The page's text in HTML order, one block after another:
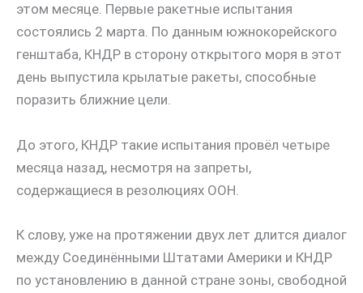
этом месяце. Первые ракетные испытания
состоялись 2 марта. По данным южнокорейского
генштаба, КНДР в сторону открытого моря в этот
день выпустила крылатые ракеты, способные
поразить ближние цели.
До этого, КНДР такие испытания провёл четыре
месяца назад, несмотря на запреты,
содержащиеся в резолюциях ООН.
К слову, уже на протяжении двух лет длится диалог
между Соединёнными Штатами Америки и КНДР
по установлению в данной стране зоны, свободной